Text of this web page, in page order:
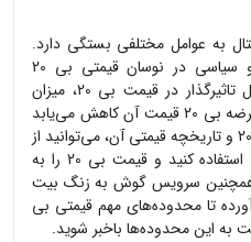
به عوامل مختلفی بستگی دارد.
و سیاسی در نوسان قیمتی بی 20
تاثیرگذار در قیمت بی 20
، میزان
بی 20
قیمت آن کاهش می‌یابد
و تاریخچه قیمتی آن، می‌توانید از
کنید و قیمت بی 20
را به
همچنین سرویس گوش به زنگ بیت
تا محدوده‌های مهم قیمتی بی
این محدوده‌ها باخبر شوید.